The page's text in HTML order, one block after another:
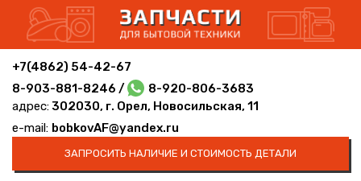
+7(4862) 54-42-67
8-903-881-8246 /
8-920-806-3683
адрес: 302030, г. Орел, Новосильская, 11
e-mail: bobkovAF@yandex.ru
ЗАПРОСИТЬ НАЛИЧИЕ И СТОИМОСТЬ ДЕТАЛИ